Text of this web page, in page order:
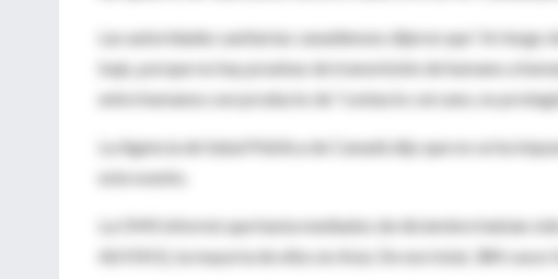
Las autoridades sanitarias canadienses dijeron que “el
bajo, porque no hay pruebas de transmisión de humano a
entre humanos son producto de “contacto cercano, no
La Agencia de Salud Pública de Canadá dijo que no se ha
este evento.
La OMS informó que hasta mediados de diciembre habían
A(H5N1), la mayoría de ellos en Asia. De ese total, 384 casos